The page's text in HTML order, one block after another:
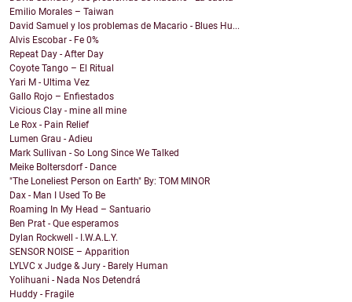
Emilio Morales – Taiwan
David Samuel y los problemas de Macario - Blues Hu...
Alvis Escobar - Fe 0%
Repeat Day - After Day
Coyote Tango – El Ritual
Yari M - Ultima Vez
Gallo Rojo – Enfiestados
Vicious Clay - mine all mine
Le Rox - Pain Relief
Lumen Grau - Adieu
Mark Sullivan - So Long Since We Talked
Meike Boltersdorf - Dance
"The Loneliest Person on Earth" By: TOM MINOR
Dax - Man I Used To Be
Roaming In My Head – Santuario
Ben Prat - Que esperamos
Dylan Rockwell - I.W.A.L.Y.
SENSOR NOISE – Apparition
LYLVC x Judge & Jury - Barely Human
Yolihuani - Nada Nos Detendrá
Huddy - Fragile